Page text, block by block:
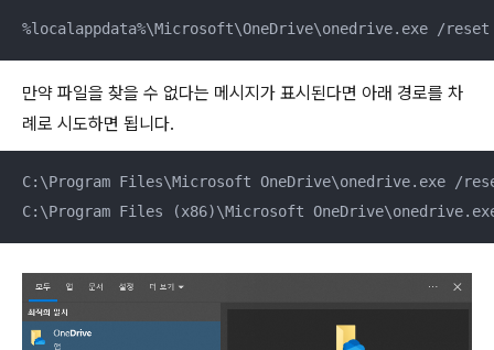
%localappdata%\Microsoft\OneDrive\onedrive.exe /reset
만약 파일을 찾을 수 없다는 메시지가 표시된다면 아래 경로를 차
례로 시도하면 됩니다.
C:\Program Files\Microsoft OneDrive\onedrive.exe /
C:\Program Files (x86)\Microsoft